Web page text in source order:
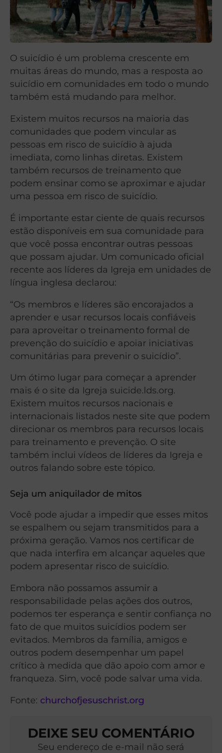
O suicídio é um problema crescente em
muitas áreas do mundo, mas a resposta ao
suicídio em comunidades em todo o mundo
também está mudando para melhor.
Existem muitos recursos na maioria das
comunidades que podem vincular as
pessoas em risco de suicídio à ajuda
imediata, como linhas diretas. Existem
também recursos de treinamento que
podem ensinar como se aproximar e ajudar
uma pessoa em risco de suicídio.
É importante estar ciente de quais recursos
estão disponíveis em sua comunidade para
que você possa encontrar outras pessoas
que possam ajudar. Um comunicado oficial
recente aos líderes da Igreja em unidades de
língua inglesa declarou:
“Os membros e líderes são encorajados a
aprender e usar recursos locais confiáveis
para aproveitar o treinamento formal de
prevenção do suicídio e apoiar iniciativas
comunitárias para prevenir o suicídio”.
Um ótimo lugar para começar a aprender
mais é o site da Igreja suicide.lds.org.
Existem muitos recursos nacionais e
internacionais listados neste site que podem
direcionar os membros para recursos locais
para treinamento e prevenção. O site
também inclui vídeos de líderes da Igreja e
outros falando sobre este tópico.
Seja um aniquilador de mitos
Você pode ajudar a impedir que esses mitos
se espalhem ou sejam transmitidos para a
próxima geração. Vamos nos certificar de
que nada interfira em alcançar aqueles que
podem apresentar risco de suicídio.
Embora não possamos assumir a
responsabilidade pelas ações dos outros,
podemos ter esperança e sentir confiança no
fato de que muitos suicídios podem ser
evitados. Membros da família, amigos e
outros podem desempenhar um papel
crítico à medida que dão apoio com amor e
franqueza. Sim, você pode salvar uma vida.
Fonte: churchofjesuschrist.org
DEIXE SEU COMENTÁRIO
Seu endereço de e-mail não será